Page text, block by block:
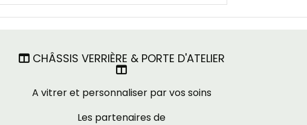
CHÂSSIS VERRIÈRE & PORTE D'ATELIER

A vitrer et personnaliser par vos soins
Les partenaires de